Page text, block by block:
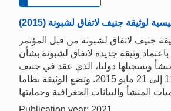
لوثيقة جنيف لاتفاق لشبونة (2015)
جنيف لاتفاق لشبونة من قبل المؤتمر
وثيقة جديدة لاتفاق لشبونة بشأن
وتسجيلها دوليا، الذي عقد في جنيف
في الفترة من 11 إلى 21 مايو 2015. وتضع الوثيقة نظاما